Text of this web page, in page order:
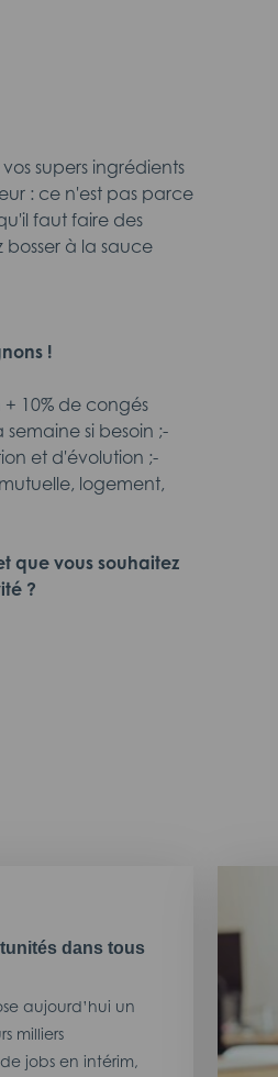
supers ingrédients
: ce n'est pas parce
faut faire des
bosser à la sauce
!
+ 10% de congés
si besoin ;-
et d'évolution ;-
logement,
que vous souhaitez
?
dans tous
aujourd’hui un
milliers
jobs en intérim,